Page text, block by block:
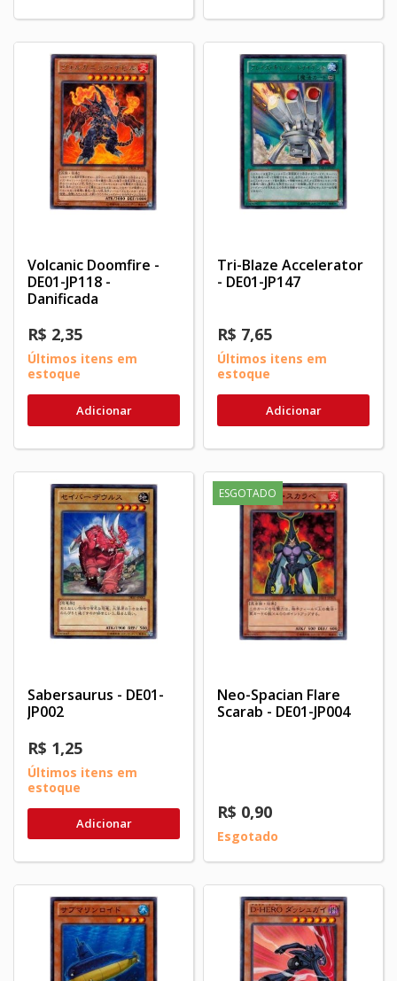
Volcanic Doomfire -
DE01-JP118 -
Danificada
R$ 2,35
Últimos itens em
estoque
Adicionar
Tri-Blaze Accelerator
- DE01-JP147
R$ 7,65
Últimos itens em
estoque
Adicionar
Sabersaurus - DE01-
JP002
R$ 1,25
Últimos itens em
estoque
Adicionar
ESGOTADO
Neo-Spacian Flare
Scarab - DE01-JP004
R$ 0,90
Esgotado